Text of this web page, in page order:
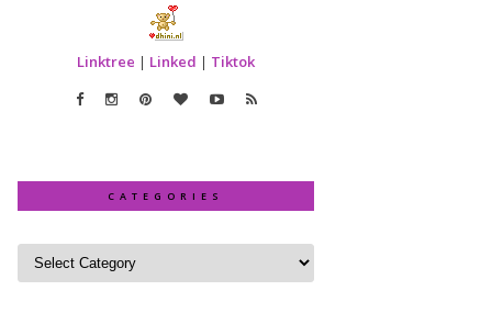
Linktree | Linked | Tiktok
CATEGORIES